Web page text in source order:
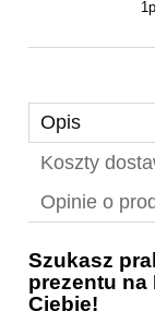
Opis
Koszty
Cena nie
Opinie o
Szukasz
prezentu na
Ciebie!